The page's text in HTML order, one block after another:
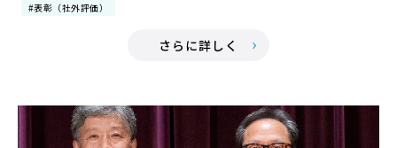
#表彰（社外評価）
さらに詳しく